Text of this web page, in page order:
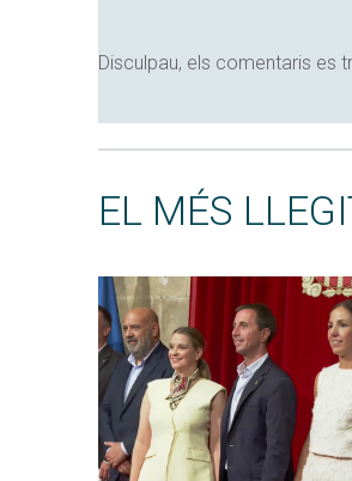
Disculpau, els comentaris es
EL MÉS